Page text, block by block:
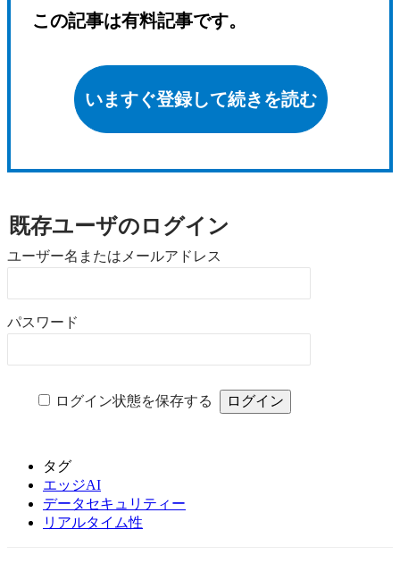
この記事は有料記事です。
いますぐ登録して続きを読む
既存ユーザのログイン
ユーザー名またはメールアドレス
パスワード
ログイン状態を保存する
タグ
エッジAI
データセキュリティー
リアルタイム性